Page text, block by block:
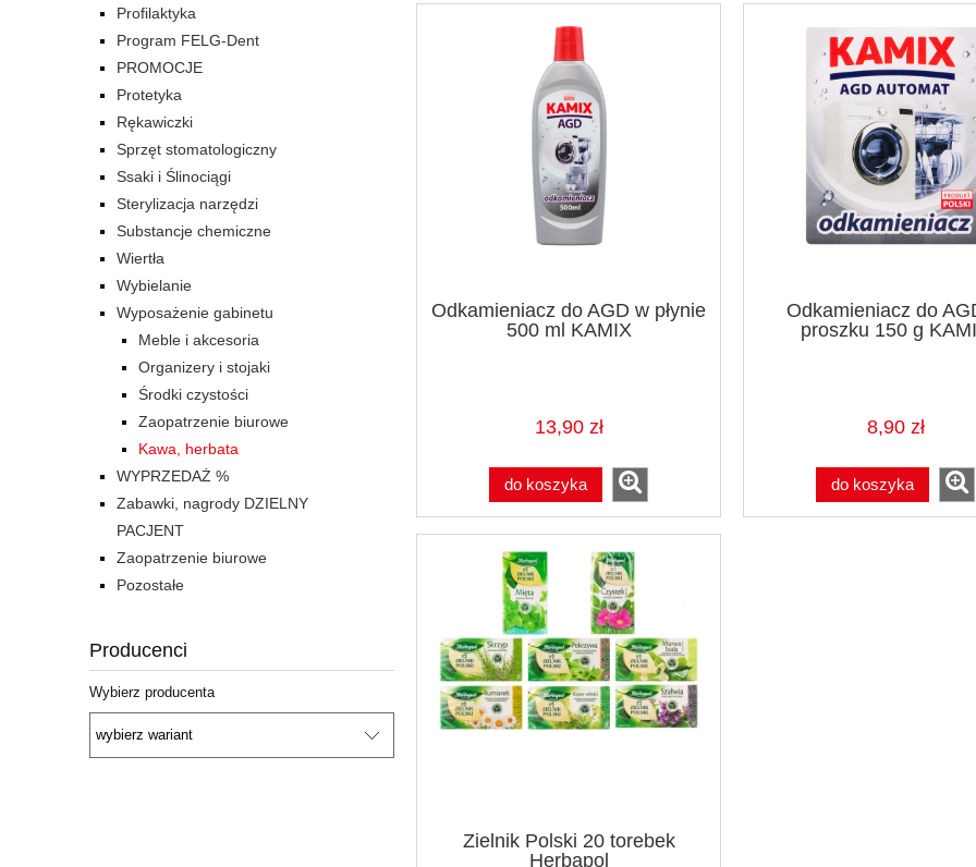
Profilaktyka
Program FELG-Dent
PROMOCJE
Protetyka
Rękawiczki
Sprzęt stomatologiczny
Ssaki i Ślinociągi
Sterylizacja narzędzi
Substancje chemiczne
Wiertła
Wybielanie
Wyposażenie gabinetu
Meble i akcesoria
Organizery i stojaki
Środki czystości
Zaopatrzenie biurowe
Kawa, herbata
WYPRZEDAŻ %
Zabawki, nagrody DZIELNY
PACJENT
Zaopatrzenie biurowe
Pozostałe
Producenci
Wybierz producenta
Odkamieniacz do AGD w płynie
500 ml KAMIX
13,90 zł
do koszyka
Odkamieniacz do
proszku 150 g
8,90 zł
do koszyka
Zielnik Polski 20 torebek
Herbapol